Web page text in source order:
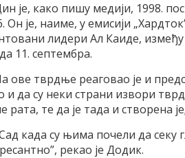
је, како пишу медији, 1998.
је, наиме, у емисији
лидери Ал Каиде,
11. септембра.
ове тврдње реаговао је и
и да су неки страни извори
рата, те да је тада и створена
када су њима почели да секу
рекао је Додик.